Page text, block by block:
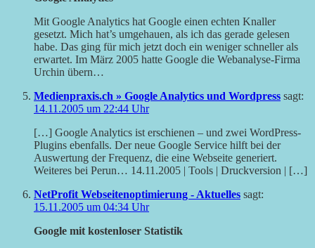
Mit Google Analytics hat Google einen echten Knaller
gesetzt. Mich hat’s umgehauen, als ich das gerade gelesen
habe. Das ging für mich jetzt doch ein weniger schneller als
erwartet. Im März 2005 hatte Google die Webanalyse-Firma
Urchin übern…
Medienpraxis.ch » Google Analytics und Wordpress sagt:
14.11.2005 um 22:44 Uhr
[…] Google Analytics ist erschienen – und zwei WordPress-
Plugins ebenfalls. Der neue Google Service hilft bei der
Auswertung der Frequenz, die eine Webseite generiert.
Weiteres bei Perun… 14.11.2005 | Tools | Druckversion | […]
NetProfit Webseitenoptimierung - Aktuelles sagt:
15.11.2005 um 04:34 Uhr
Google mit kostenloser Statistik